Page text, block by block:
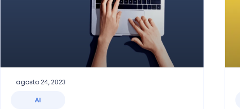
AI
agosto 24, 2023